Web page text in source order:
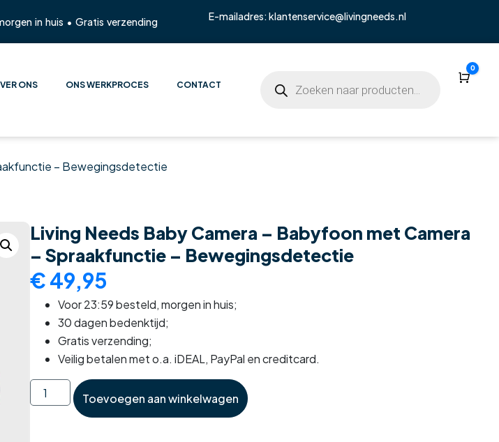
in huis • Gratis verzending E-mailadres:klantenservice@livingneeds.nl
ONS ONS WERKPROCES CONTACT
0
– Bewegingsdetectie
Living Needs Baby Camera – Babyfoon met Camera
– Spraakfunctie – Bewegingsdetectie
€49,95
Voor 23:59 besteld, morgen in huis;
30 dagen bedenktijd;
Gratis verzending;
Veilig betalen met o.a. iDEAL, PayPal en creditcard.
Toevoegen aan winkelwagen